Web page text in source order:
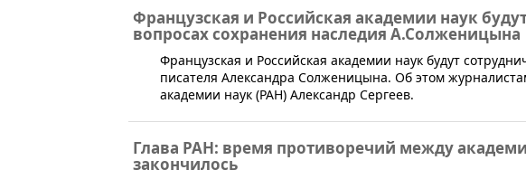
Французская и Российская академии наук
вопросах сохранения наследия А.Солженицына
​Французская и Российская академии наук будут
писателя Александра Солженицына. Об этом
академии наук (РАН) Александр Сергеев.
Глава РАН: время противоречий между
закончилось